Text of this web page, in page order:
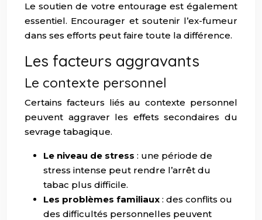
Le soutien de votre entourage est également
essentiel. Encourager et soutenir l’ex-fumeur
dans ses efforts peut faire toute la différence.
Les facteurs aggravants
Le contexte personnel
Certains facteurs liés au contexte personnel
peuvent aggraver les effets secondaires du
sevrage tabagique.
Le niveau de stress : une période de
stress intense peut rendre l’arrêt du
tabac plus difficile.
Les problèmes familiaux : des conflits ou
des difficultés personnelles peuvent